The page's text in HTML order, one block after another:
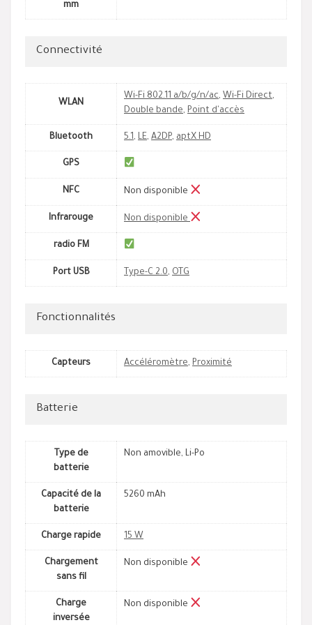
mm
Connectivité
WLAN
Wi-Fi 802.11 a/b/g/n/ac, Wi-Fi Direct,
Double bande, Point d'accès
Bluetooth 5.1, LE, A2DP, aptX HD
GPS
NFC Non disponible
Infrarouge Non disponible
radio FM
Port USB Type-C 2.0, OTG
Fonctionnalités
Capteurs Accéléromètre, Proximité
Batterie
Type de
batterie
Non amovible, Li-Po
Capacité de la
batterie
5260 mAh
Charge rapide 15 W
Chargement
sans fil
Non disponible
Charge
inversée
Non disponible